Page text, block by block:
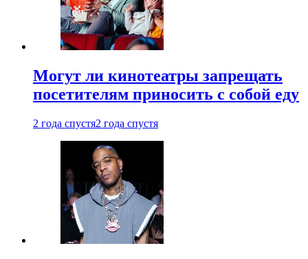
Могут ли кинотеатры запрещать
посетителям приносить с собой еду
2 года спустя2 года спустя